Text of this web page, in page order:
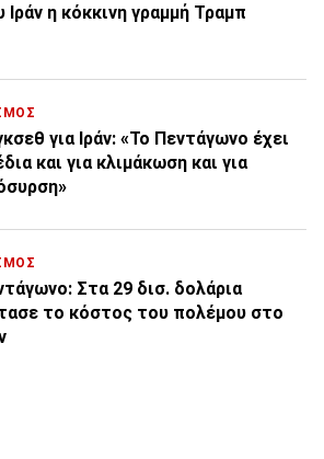
Ιράν η κόκκινη γραμμή Τραμπ
για Ιράν: «Το Πεντάγωνο έχει
και για κλιμάκωση και για
Στα 29 δισ. δολάρια
το κόστος του πολέμου στο